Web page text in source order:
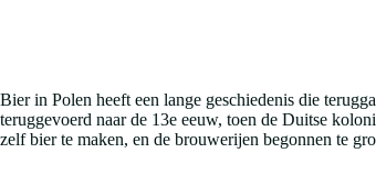
Bier in Polen heeft een lange geschiedenis die
teruggevoerd naar de 13e eeuw, toen de Duitse
zelf bier te maken, en de brouwerijen begonnen te